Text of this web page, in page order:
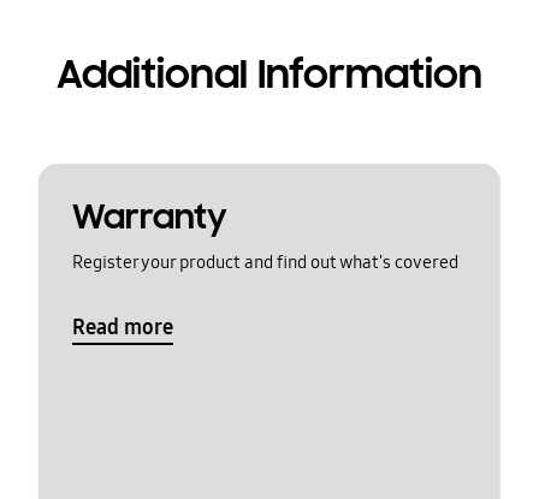
Additional Information
Warranty
Register your product and find out what's covered
Read more